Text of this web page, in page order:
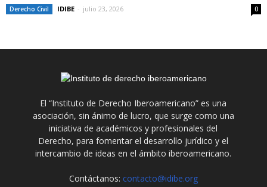
Derecho Civil IDIBE - julio 23, 2026 0
El “Instituto de Derecho Iberoamericano” es una
asociación, sin ánimo de lucro, que surge como una
iniciativa de académicos y profesionales del
Derecho, para fomentar el desarrollo jurídico y el
intercambio de ideas en el ámbito iberoamericano.
Contáctanos: contacto@idibe.org